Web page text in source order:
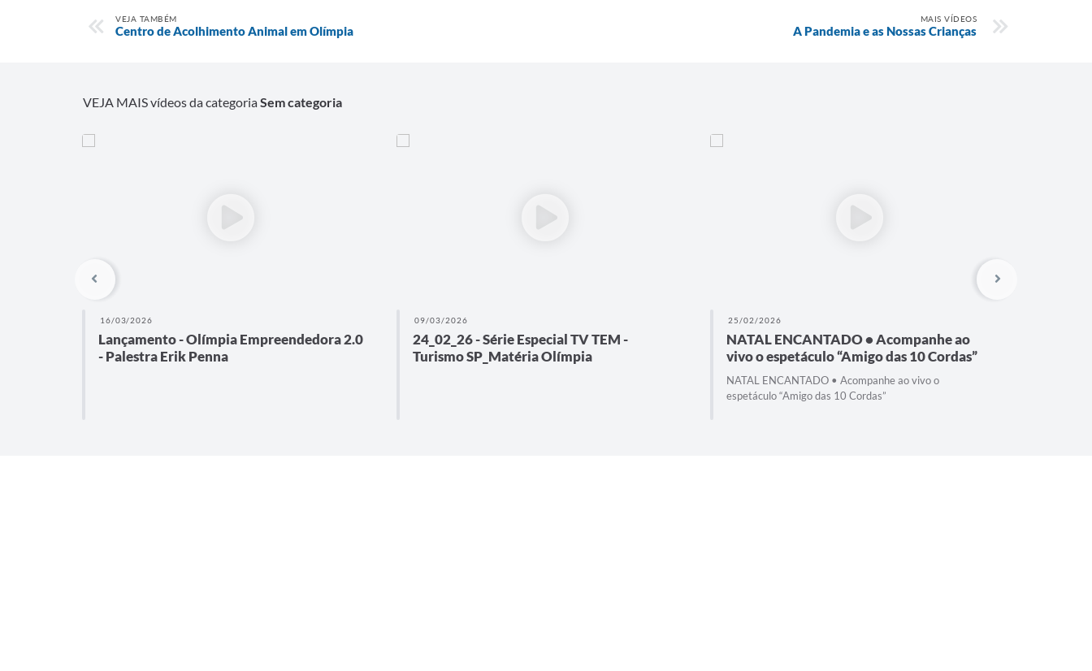
VEJA TAMBÉM
Centro de Acolhimento Animal em Olímpia
MAIS VÍDEOS
A Pandemia e as Nossas Crianças
VEJA MAIS vídeos da categoriaSem categoria
16/03/2026
Lançamento - Olímpia Empreendedora 2.0
- Palestra Erik Penna
09/03/2026
24_02_26 - Série Especial TV TEM -
Turismo SP_Matéria Olímpia
25/02/2026
NATAL ENCANTADO • Acompanhe ao
vivo o espetáculo “Amigo das 10 Cordas”
NATAL ENCANTADO • Acompanhe ao vivo o
espetáculo “Amigo das 10 Cordas”